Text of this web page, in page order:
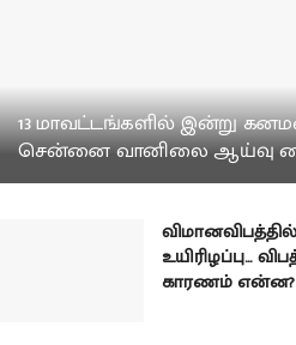
13 மாவட்டங்களில் இன்று
சென்னை வானிலை ஆய்வு
விமானவிபத்தில்
உயிரிழப்பு…
காரணம் என்ன?